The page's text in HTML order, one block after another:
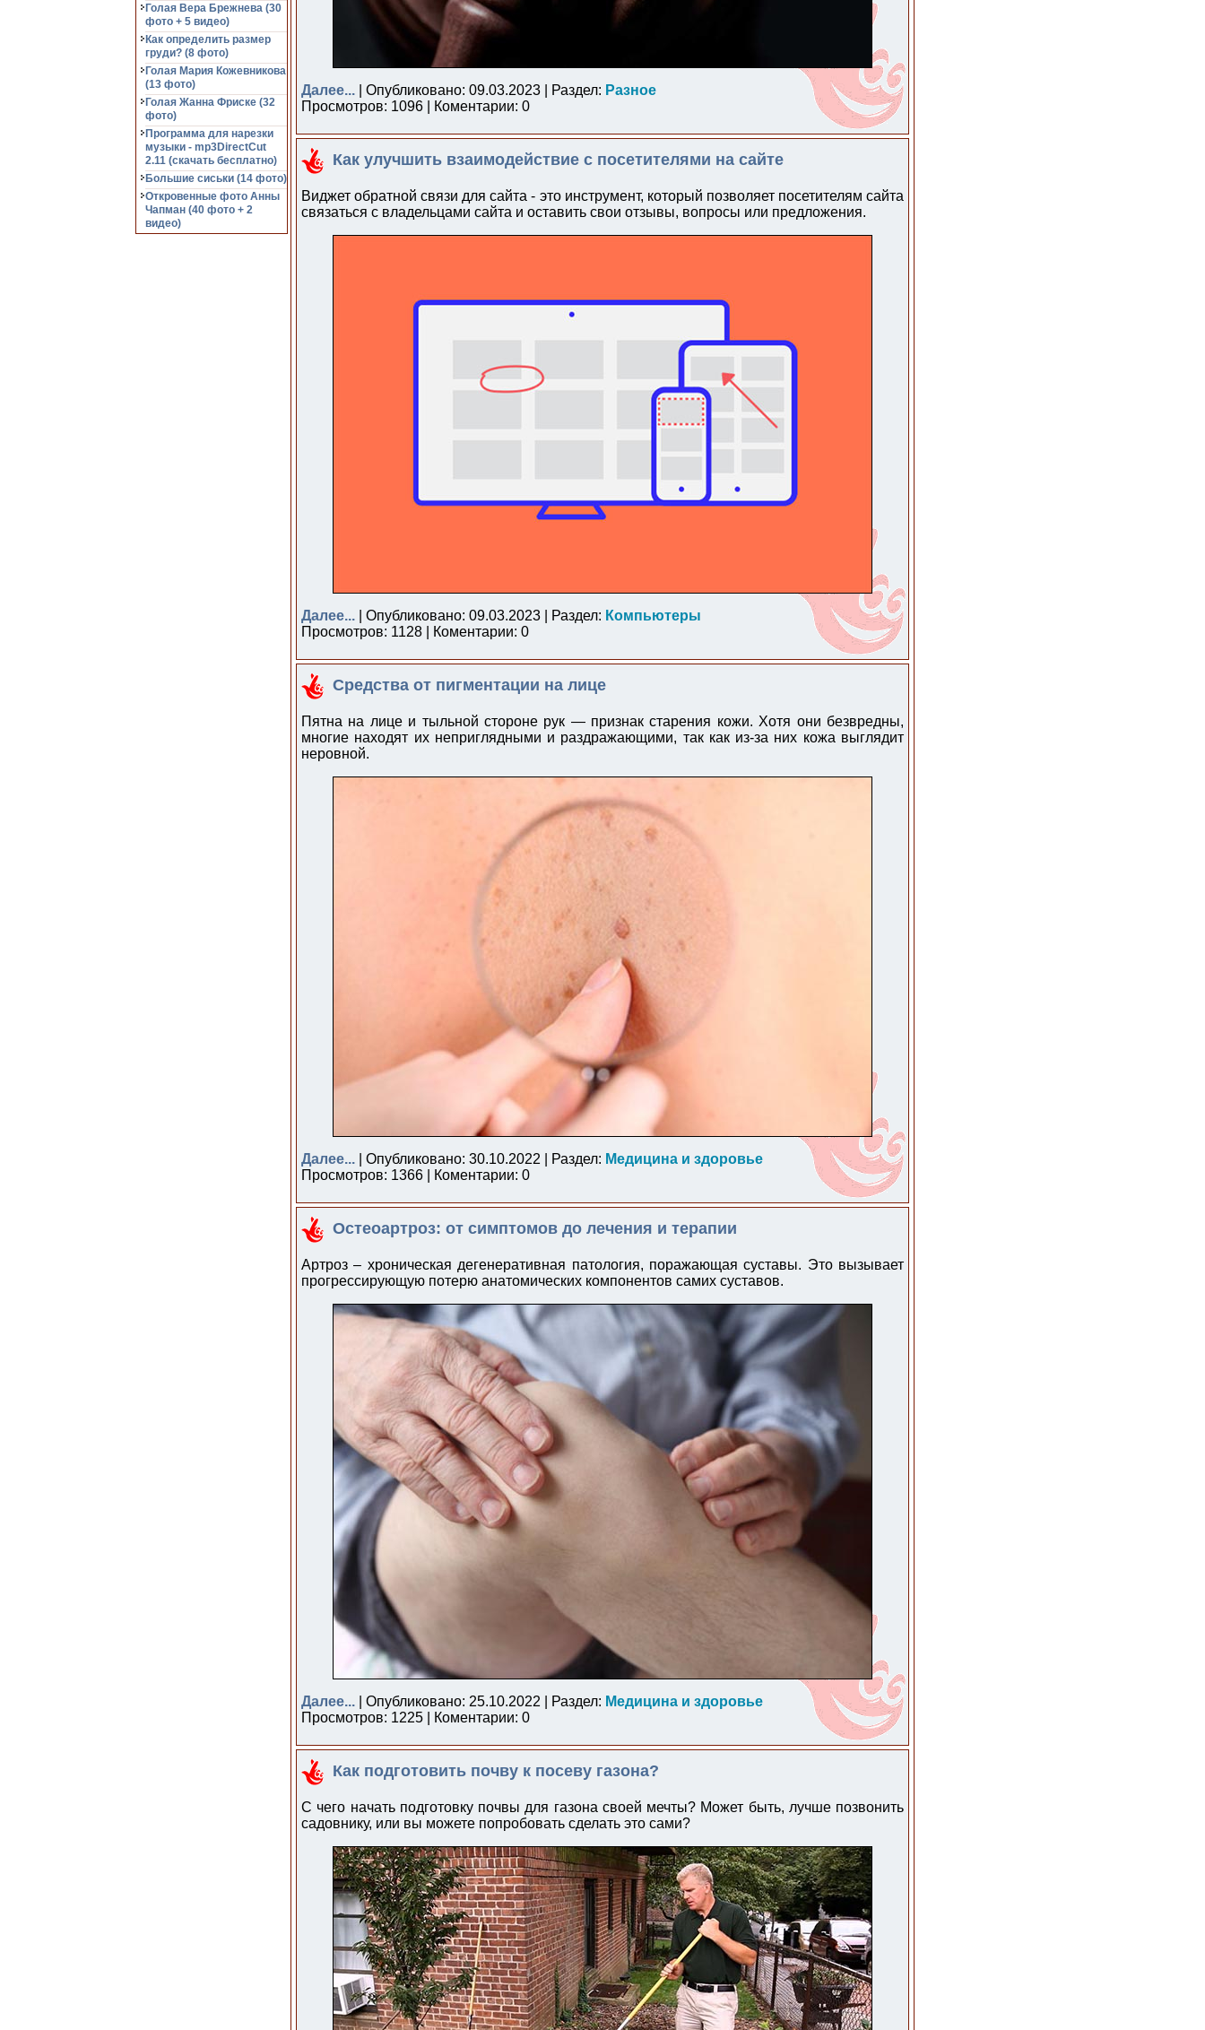
Голая Вера Брежнева (30
фото + 5 видео)
Как определить размер
груди? (8 фото)
Голая Мария Кожевникова
(13 фото)
Голая Жанна Фриске (32
фото)
Программа для нарезки
музыки - mp3DirectCut
2.11 (cкачать бесплатно)
Большие сиськи (14 фото)
Откровенные фото Анны
Чапман (40 фото + 2
видео)
Далее... | Опубликовано: 09.03.2023 | Раздел: Разное
Просмотров: 1096 | Коментарии: 0
Как улучшить взаимодействие с посетителями на сайте
Виджет обратной связи для сайта - это инструмент, который позволяет посетителям сайта
связаться с владельцами сайта и оставить свои отзывы, вопросы или предложения.
Далее... | Опубликовано: 09.03.2023 | Раздел: Компьютеры
Просмотров: 1128 | Коментарии: 0
Средства от пигментации на лице
Пятна на лице и тыльной стороне рук — признак старения кожи. Хотя они безвредны,
многие находят их неприглядными и раздражающими, так как из-за них кожа выглядит
неровной.
Далее... | Опубликовано: 30.10.2022 | Раздел: Медицина и здоровье
Просмотров: 1366 | Коментарии: 0
Остеоартроз: от симптомов до лечения и терапии
Артроз – хроническая дегенеративная патология, поражающая суставы. Это вызывает
прогрессирующую потерю анатомических компонентов самих суставов.
Далее... | Опубликовано: 25.10.2022 | Раздел: Медицина и здоровье
Просмотров: 1225 | Коментарии: 0
Как подготовить почву к посеву газона?
С чего начать подготовку почвы для газона своей мечты? Может быть, лучше позвонить
садовнику, или вы можете попробовать сделать это сами?